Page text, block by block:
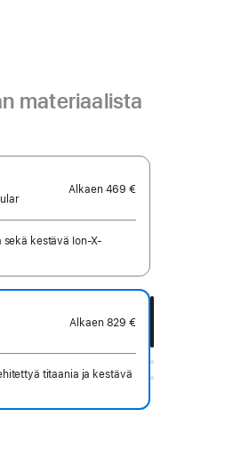
materiaalista
Alkaen 469 €
kestävä Ion-X-
Alkaen 829 €
titaania ja kestävä